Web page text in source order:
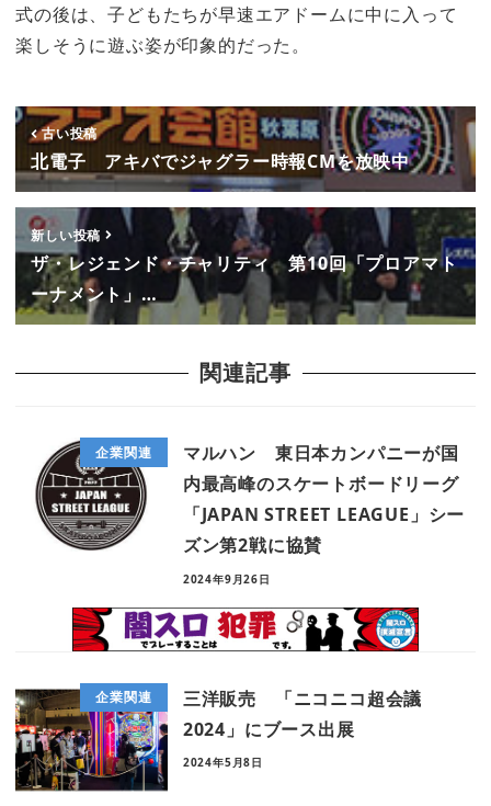
式の後は、子どもたちが早速エアドームに中に入って
楽しそうに遊ぶ姿が印象的だった。
古い投稿
北電子 アキバでジャグラー時報CMを放映中
新しい投稿
ザ・レジェンド・チャリティ 第10回「プロアマト
ーナメント」…
関連記事
企業関連
マルハン 東日本カンパニーが国
内最高峰のスケートボードリーグ
「JAPAN STREET LEAGUE」シー
ズン第2戦に協賛
2024年9月26日
企業関連
三洋販売 「ニコニコ超会議
2024」にブース出展
2024年5月8日